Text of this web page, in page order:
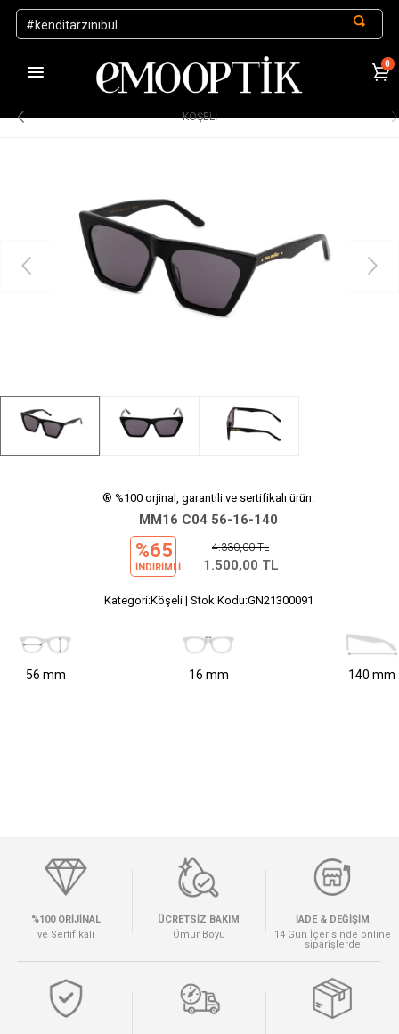
1000 TL ve Üzeri Alışverişlerde Kargo Ücretsiz
0
KÖŞELI
® %100 orjinal, garantili ve sertifikalı ürün.
MM16 C04 56-16-140
%65
INDIRIMLI
4.330,00TL
1.500,00 TL
Kategori:Köşeli | Stok Kodu:GN21300091
56 mm 16 mm 140 mm
%100 ORİJİNAL
ve Sertifikalı
ÜCRETSİZ BAKIM
Ömür Boyu
İADE & DEĞİŞİM
14 Gün İçerisinde online
siparişlerde